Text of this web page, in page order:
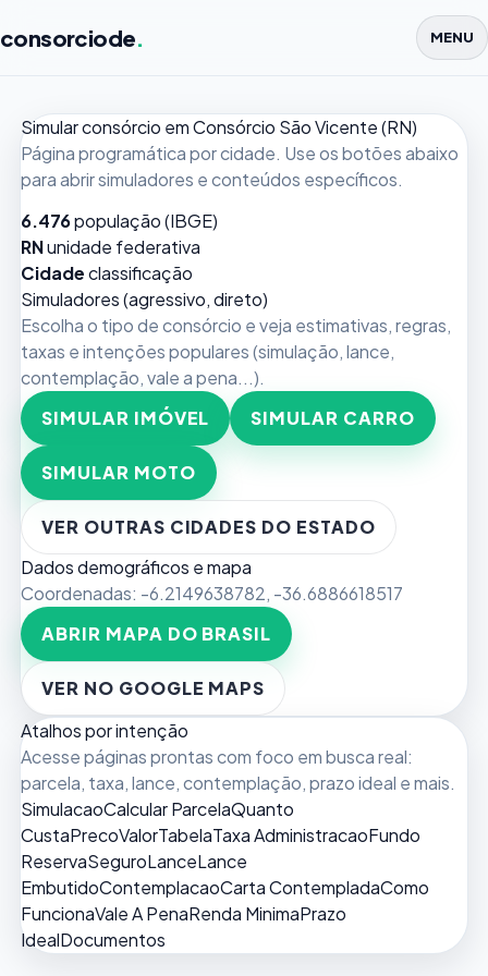
consorciode. MENU
Simular consórcio em Consórcio São Vicente (RN)
Página programática por cidade. Use os botões abaixo
para abrir simuladores e conteúdos específicos.
6.476população (IBGE)
RNunidade federativa
Cidadeclassificação
Simuladores (agressivo, direto)
Escolha o tipo de consórcio e veja estimativas, regras,
taxas e intenções populares (simulação, lance,
contemplação, vale a pena...).
SIMULAR IMÓVEL
SIMULAR CARRO
SIMULAR MOTO
VER OUTRAS CIDADES DO ESTADO
Dados demográficos e mapa
Coordenadas: -6.2149638782, -36.6886618517
ABRIR MAPA DO BRASIL
VER NO GOOGLE MAPS
Atalhos por intenção
Acesse páginas prontas com foco em busca real:
parcela, taxa, lance, contemplação, prazo ideal e mais.
SimulacaoCalcular ParcelaQuanto
CustaPrecoValorTabelaTaxa AdministracaoFundo
ReservaSeguroLanceLance
EmbutidoContemplacaoCarta ContempladaComo
FuncionaVale A PenaRenda MinimaPrazo
IdealDocumentos